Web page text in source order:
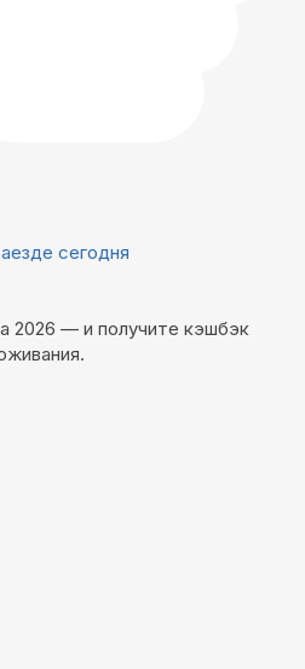
сегодня
2026 — и получите кэшбэк